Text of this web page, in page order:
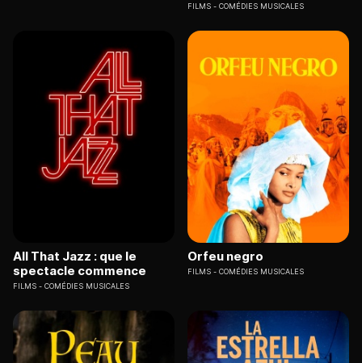
FILMS COMÉDIES MUSICALES
All That Jazz : que le
spectacle commence
FILMS COMÉDIES MUSICALES
Orfeu negro
FILMS COMÉDIES MUSICALES